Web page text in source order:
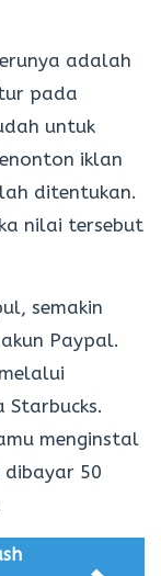
adalah
pada
untuk
iklan
ditentukan.
nilai tersebut
semakin
Paypal.
Starbucks.
menginstal
50